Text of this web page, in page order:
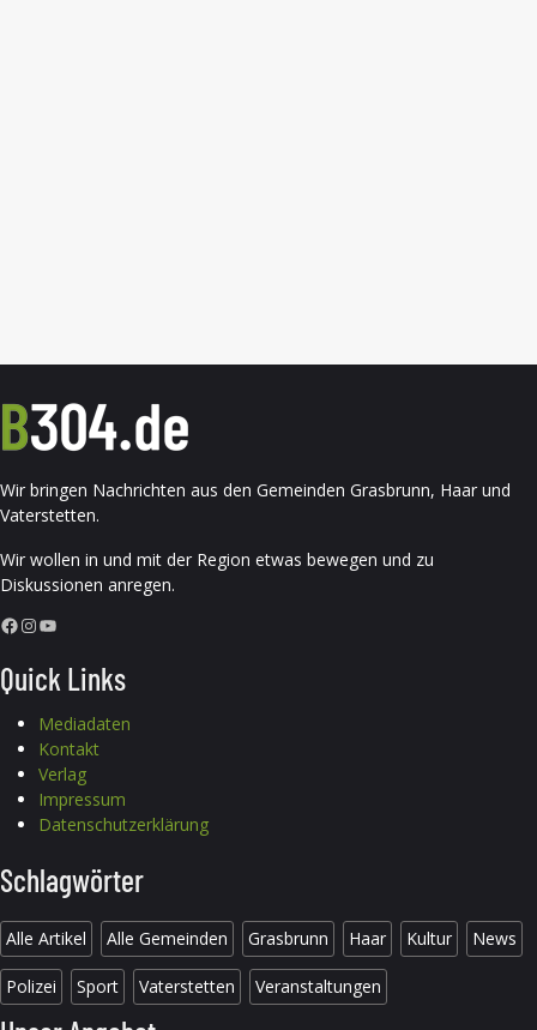
Wir bringen Nachrichten aus den Gemeinden Grasbrunn, Haar und
Vaterstetten.
Wir wollen in und mit der Region etwas bewegen und zu
Diskussionen anregen.
Facebook InstagramYouTube
Quick Links
Mediadaten
Kontakt
Verlag
Impressum
Datenschutzerklärung
Schlagwörter
Alle Artikel Alle Gemeinden Grasbrunn Haar Kultur News
Polizei Sport Vaterstetten Veranstaltungen